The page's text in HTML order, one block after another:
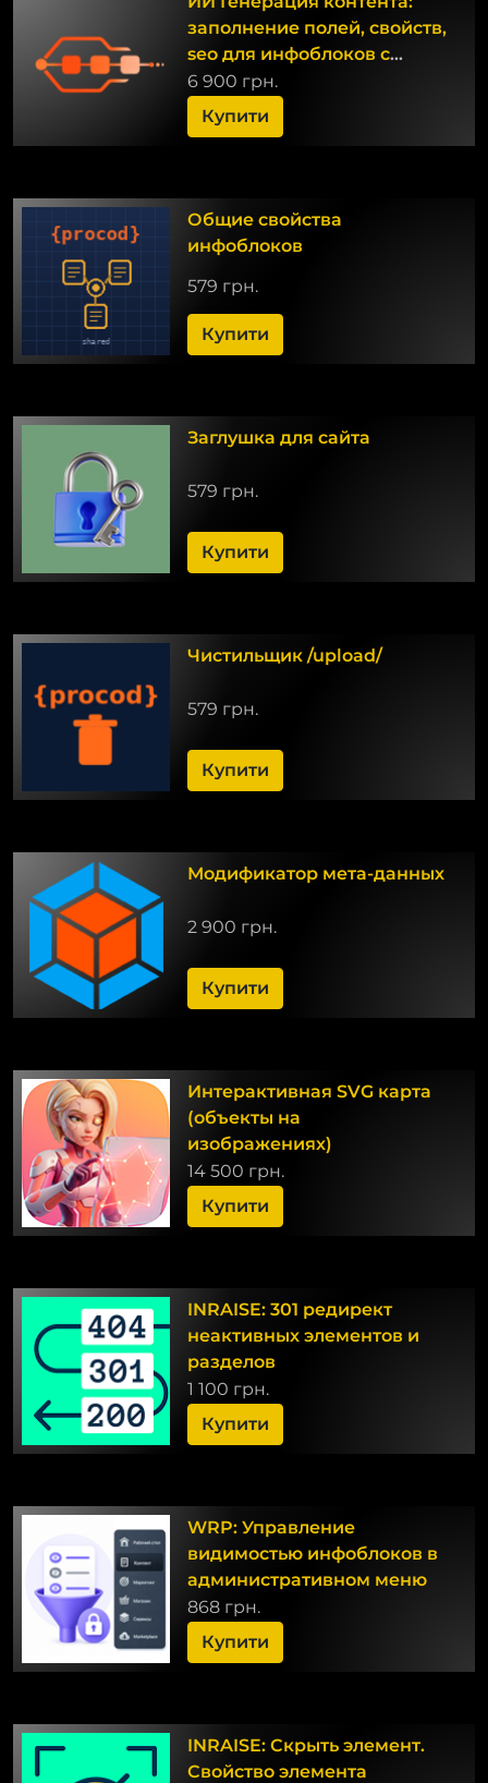
заполнение полей, свойств,
seo для инфоблоков с
помощью AI
6 900 грн.
Купити
Общие свойства
инфоблоков
579 грн.
Купити
Заглушка для сайта
579 грн.
Купити
Чистильщик /upload/
579 грн.
Купити
Модификатор мета-данных
2 900 грн.
Купити
Интерактивная SVG карта
(объекты на
изображениях)
14 500 грн.
Купити
INRAISE: 301 редирект
неактивных элементов и
разделов
1 100 грн.
Купити
WRP: Управление
видимостью инфоблоков в
административном меню
868 грн.
Купити
INRAISE: Скрыть элемент.
Свойство элемента